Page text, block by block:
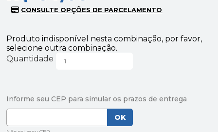
Produto indisponível nesta combinação, por favor,
selecione outra combinação.
Quantidade